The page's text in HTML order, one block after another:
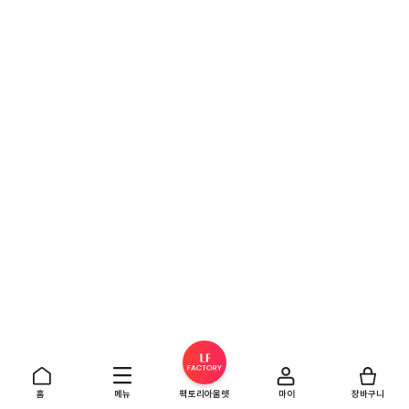
홈 메뉴 팩토리아울렛 마이 장바구니